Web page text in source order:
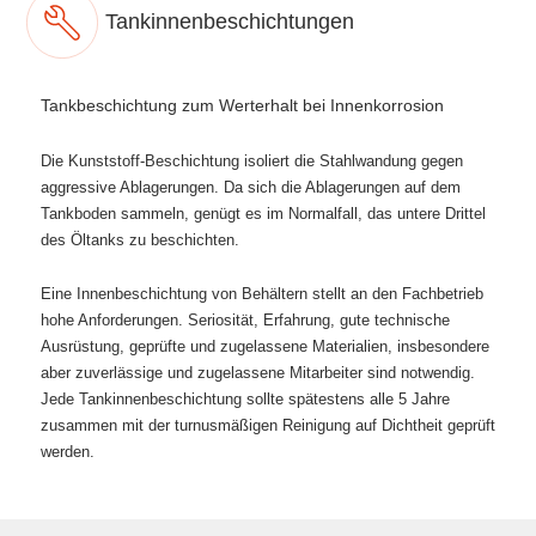
Tankinnenbeschichtungen
Tankbeschichtung zum Werterhalt bei Innenkorrosion
Die Kunststoff-Beschichtung isoliert die Stahlwandung gegen
aggressive Ablagerungen. Da sich die Ablagerungen auf dem
Tankboden sammeln, genügt es im Normalfall, das untere Drittel
des Öltanks zu beschichten.
Eine Innenbeschichtung von Behältern stellt an den Fachbetrieb
hohe Anforderungen. Seriosität, Erfahrung, gute technische
Ausrüstung, geprüfte und zugelassene Materialien, insbesondere
aber zuverlässige und zugelassene Mitarbeiter sind notwendig.
Jede Tankinnenbeschichtung sollte spätestens alle 5 Jahre
zusammen mit der turnusmäßigen Reinigung auf Dichtheit geprüft
werden.